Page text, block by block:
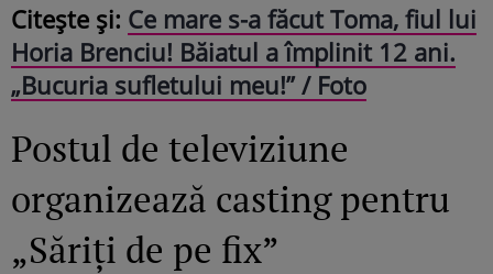
Citește și: Ce mare s-a făcut Toma, fiul lui
Horia Brenciu! Băiatul a împlinit 12 ani.
„Bucuria sufletului meu!” / Foto
Postul de televiziune
organizează casting pentru
„Săriți de pe fix”